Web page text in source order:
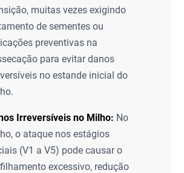
muitas vezes exigindo
de sementes ou
preventivas na
para evitar danos
no estande inicial do
Irreversíveis no Milho: No
o ataque nos estágios
(V1 a V5) pode causar o
excessivo, redução